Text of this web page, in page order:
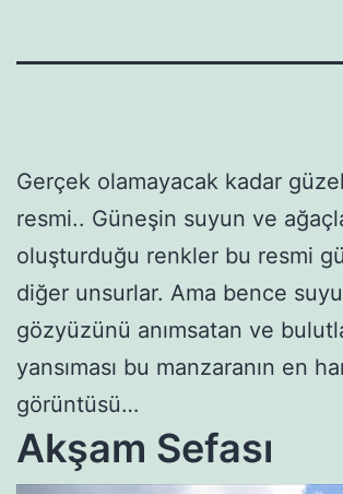
Gerçek olamayacak kadar
resmi.. Güneşin suyun ve
oluşturduğu renkler bu resmi
diğer unsurlar. Ama bence
gözyüzünü anımsatan ve
yansıması bu manzaranın en
görüntüsü…
Akşam Sefası